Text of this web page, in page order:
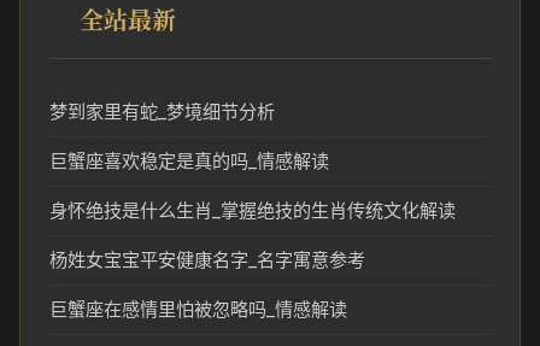
全站最新
梦到家里有蛇_梦境细节分析
巨蟹座喜欢稳定是真的吗_情感解读
身怀绝技是什么生肖_掌握绝技的生肖传统文化解读
杨姓女宝宝平安健康名字_名字寓意参考
巨蟹座在感情里怕被忽略吗_情感解读